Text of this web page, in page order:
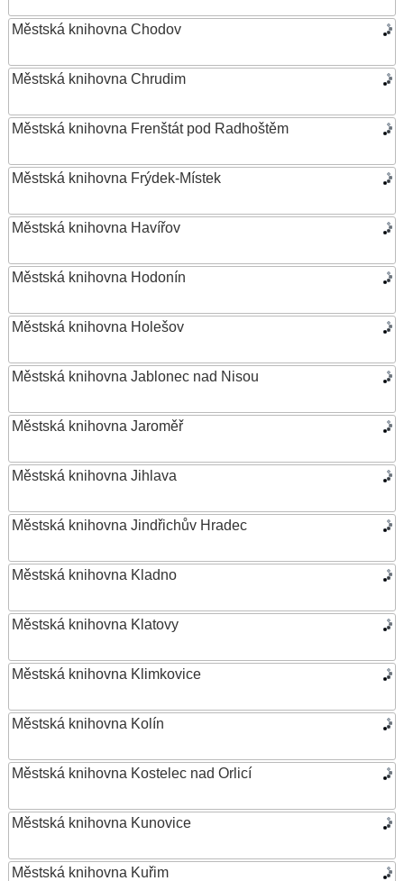
Městská knihovna Chodov
Městská knihovna Chrudim
Městská knihovna Frenštát pod Radhoštěm
Městská knihovna Frýdek-Místek
Městská knihovna Havířov
Městská knihovna Hodonín
Městská knihovna Holešov
Městská knihovna Jablonec nad Nisou
Městská knihovna Jaroměř
Městská knihovna Jihlava
Městská knihovna Jindřichův Hradec
Městská knihovna Kladno
Městská knihovna Klatovy
Městská knihovna Klimkovice
Městská knihovna Kolín
Městská knihovna Kostelec nad Orlicí
Městská knihovna Kunovice
Městská knihovna Kuřim